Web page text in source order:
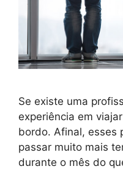
Se existe uma
experiência em
bordo. Afinal, esses
passar muito mais
durante o mês do